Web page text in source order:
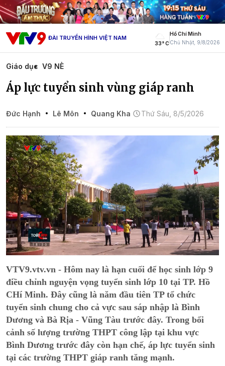
ĐÀI TRUYỀN HÌNH VIỆT NAM
33° C
Hồ Chí Minh
Chủ Nhật, 9/8/2026
Giáo dục V9 NÈ
Áp lực tuyển sinh vùng giáp ranh
Đức Hạnh Lê Môn Quang Kha Thứ Sáu, 8/5/2026
VTV9.vtv.vn - Hôm nay là hạn cuối để học sinh lớp 9
điều chỉnh nguyện vọng tuyển sinh lớp 10 tại TP. Hồ
CHí Minh. Đây cũng là năm đầu tiên TP tổ chức
tuyển sinh chung cho cả vực sau sáp nhập là Bình
Dương và Bà Rịa - Vũng Tàu trước đây. Trong bối
cảnh số lượng trường THPT công lập tại khu vực
Bình Dương trước đây còn hạn chế, áp lực tuyển sinh
tại các trường THPT giáp ranh tăng mạnh.